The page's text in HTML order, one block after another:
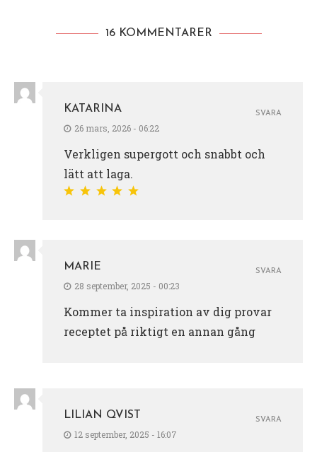
16 KOMMENTARER
KATARINA
26 mars, 2026 - 06:22
Verkligen supergott och snabbt och
lätt att laga.
SVARA
MARIE
28 september, 2025 - 00:23
Kommer ta inspiration av dig provar
receptet på riktigt en annan gång
SVARA
LILIAN QVIST
12 september, 2025 - 16:07
SVARA